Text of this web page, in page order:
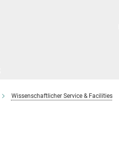
Wissenschaftlicher Service & Facilities